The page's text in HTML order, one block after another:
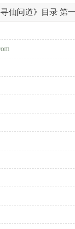
仙问道》目录 第